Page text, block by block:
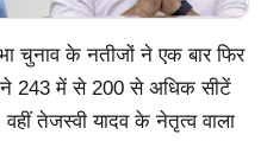
चुनाव के नतीजों ने एक बार फिर
ने 243 में से 200 से अधिक सीटें
तेजस्वी यादव के नेतृत्व वाला